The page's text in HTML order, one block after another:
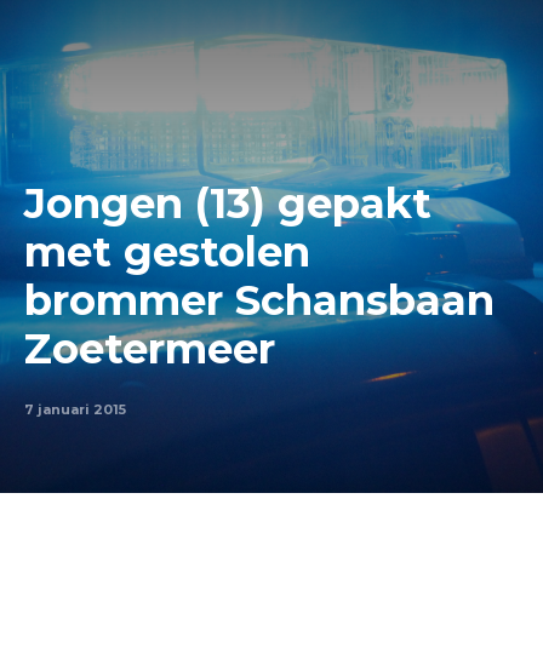
Jongen (13) gepakt
met gestolen
brommer Schansbaan
Zoetermeer
7 januari 2015